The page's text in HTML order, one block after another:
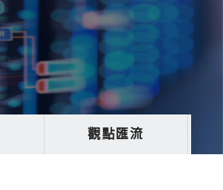
觀點匯流